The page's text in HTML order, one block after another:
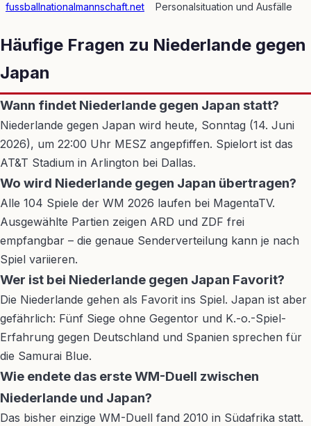
fussballnationalmannschaft.net Personalsituation und Ausfälle
Häufige Fragen zu Niederlande gegen
Japan
Wann findet Niederlande gegen Japan statt?
Niederlande gegen Japan wird heute, Sonntag (14. Juni
2026), um 22:00 Uhr MESZ angepfiffen. Spielort ist das
AT&T Stadium in Arlington bei Dallas.
Wo wird Niederlande gegen Japan übertragen?
Alle 104 Spiele der WM 2026 laufen bei MagentaTV.
Ausgewählte Partien zeigen ARD und ZDF frei
empfangbar – die genaue Senderverteilung kann je nach
Spiel variieren.
Wer ist bei Niederlande gegen Japan Favorit?
Die Niederlande gehen als Favorit ins Spiel. Japan ist aber
gefährlich: Fünf Siege ohne Gegentor und K.-o.-Spiel-
Erfahrung gegen Deutschland und Spanien sprechen für
die Samurai Blue.
Wie endete das erste WM-Duell zwischen
Niederlande und Japan?
Das bisher einzige WM-Duell fand 2010 in Südafrika statt.